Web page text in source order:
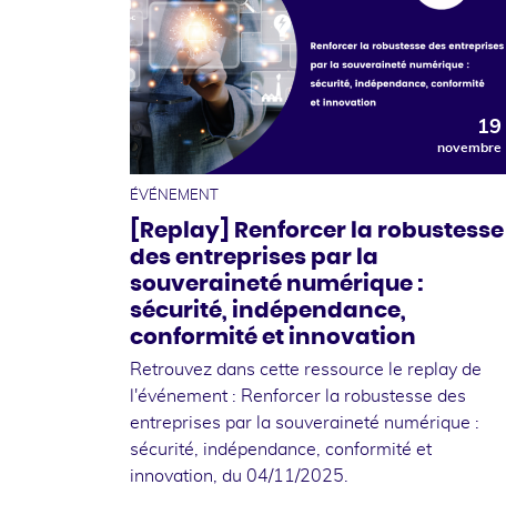
19
novembre
ÉVÉNEMENT
[Replay] Renforcer la robustesse
des entreprises par la
souveraineté numérique :
sécurité, indépendance,
conformité et innovation
Retrouvez dans cette ressource le replay de
l'événement : Renforcer la robustesse des
entreprises par la souveraineté numérique :
sécurité, indépendance, conformité et
innovation, du 04/11/2025.